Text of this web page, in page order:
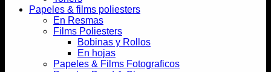
Papeles & films poliesters
En Resmas
Films Poliesters
Bobinas y Rollos
En hojas
Papeles & Films Fotograficos